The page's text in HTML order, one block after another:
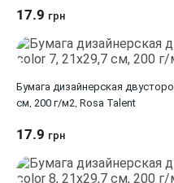
17.9 грн
Бумага дизайнерская
см, 200 г/м2, Rosa Talent
17.9 грн